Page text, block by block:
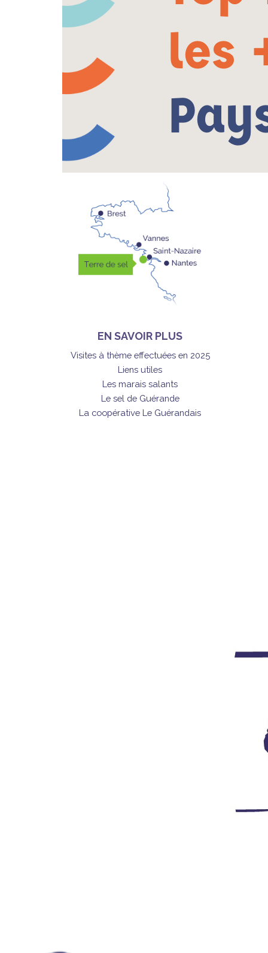
EN SAVOIR PLUS
Visites à thème effectuées en 2025
Liens utiles
Les marais salants
Le sel de Guérande
La coopérative Le Guérandais